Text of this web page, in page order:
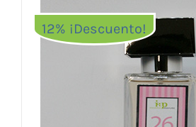
12% ¡Descuento!